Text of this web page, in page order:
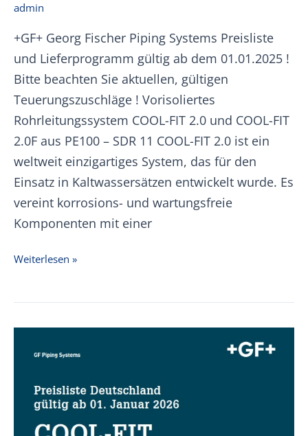
admin
+GF+ Georg Fischer Piping Systems Preisliste
und Lieferprogramm gültig ab dem 01.01.2025 !
Bitte beachten Sie aktuellen, gültigen
Teuerungszuschläge ! Vorisoliertes
Rohrleitungssystem COOL-FIT 2.0 und COOL-FIT
2.0F aus PE100 – SDR 11 COOL-FIT 2.0 ist ein
weltweit einzigartiges System, das für den
Einsatz in Kaltwassersätzen entwickelt wurde. Es
vereint korrosions- und wartungsfreie
Komponenten mit einer
+GF+
FIT
01.01.2026
Weiterlesen »